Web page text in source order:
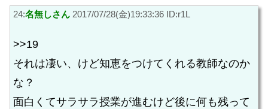
24:名無しさん 2017/07/28(金)19:33:36 ID:r1L
>>19
それは凄い、けど知恵をつけてくれる教師なのか
な？
面白くてサラサラ授業が進むけど後に何も残って